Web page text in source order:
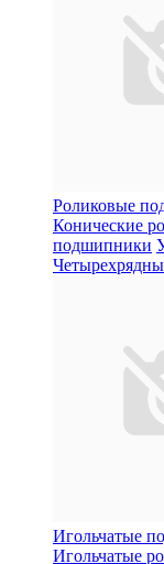
Роликовые
Конические
подшипники
Игольчатые
Игольчатые